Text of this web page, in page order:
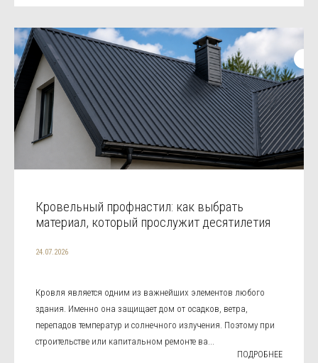
Кровельный профнастил: как выбрать
материал, который прослужит десятилетия
24.07.2026
Кровля является одним из важнейших элементов любого
здания. Именно она защищает дом от осадков, ветра,
перепадов температур и солнечного излучения. Поэтому при
строительстве или капитальном ремонте ва...
ПОДРОБНЕЕ